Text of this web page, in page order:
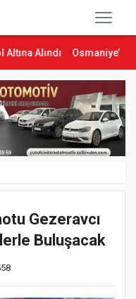
Osmaniye’de Tren
Gezeravcı
Buluşacak